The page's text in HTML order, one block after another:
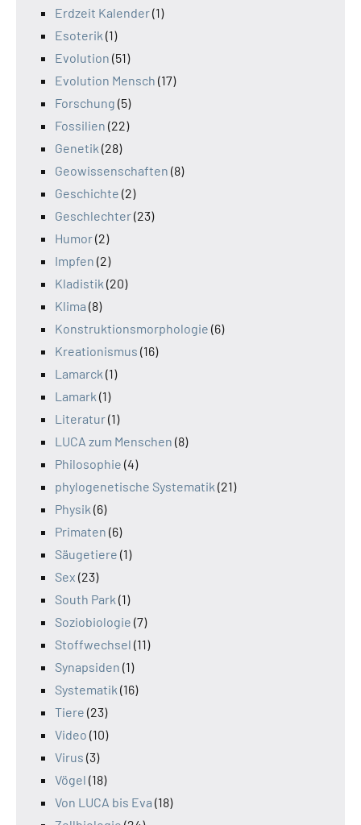
Erdzeit Kalender(1)
Esoterik (1)
Evolution (51)
Evolution Mensch (17)
Forschung (5)
Fossilien (22)
Genetik (28)
Geowissenschaften (8)
Geschichte (2)
Geschlechter(23)
Humor(2)
Impfen (2)
Kladistik (20)
Klima (8)
Konstruktionsmorphologie (6)
Kreationismus (16)
Lamarck (1)
Lamark (1)
Literatur(1)
LUCA zum Menschen (8)
Philosophie (4)
phylogenetische Systematik (21)
Physik (6)
Primaten (6)
Säugetiere (1)
Sex (23)
South Park (1)
Soziobiologie (7)
Stoffwechsel (11)
Synapsiden (1)
Systematik (16)
Tiere (23)
Video (10)
Virus (3)
Vögel (18)
Von LUCA bis Eva (18)